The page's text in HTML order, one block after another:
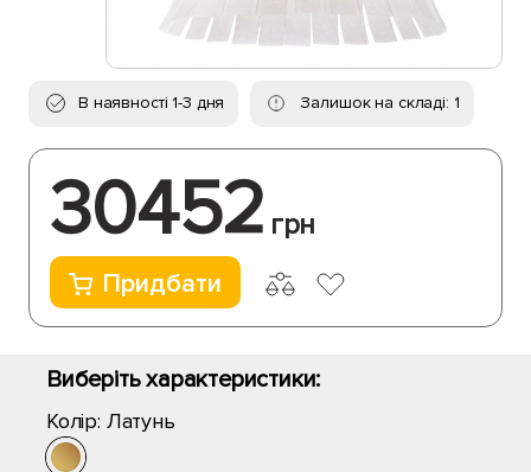
В наявності 1-3 дня Залишок на складі: 1
30452 грн
Придбати
Виберіть характеристики:
Колір: Латунь